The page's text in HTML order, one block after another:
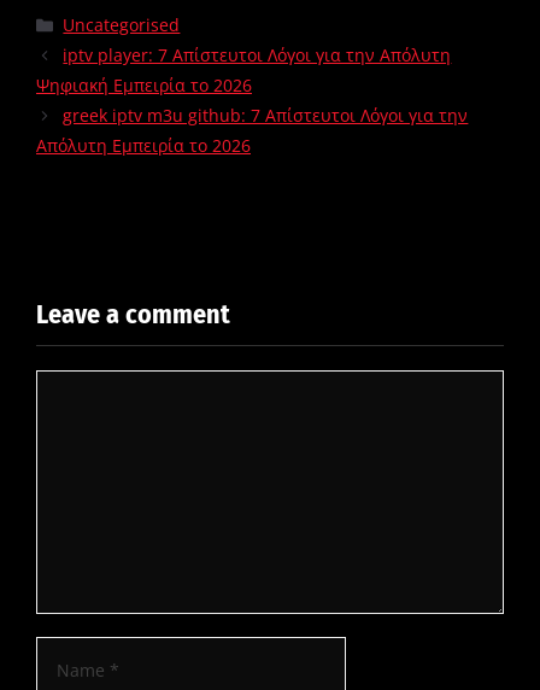
Uncategorised
iptv player: 7 Απίστευτοι Λόγοι για την Απόλυτη
Ψηφιακή Εμπειρία το 2026
greek iptv m3u github: 7 Απίστευτοι Λόγοι για την
Απόλυτη Εμπειρία το 2026
Leave a comment